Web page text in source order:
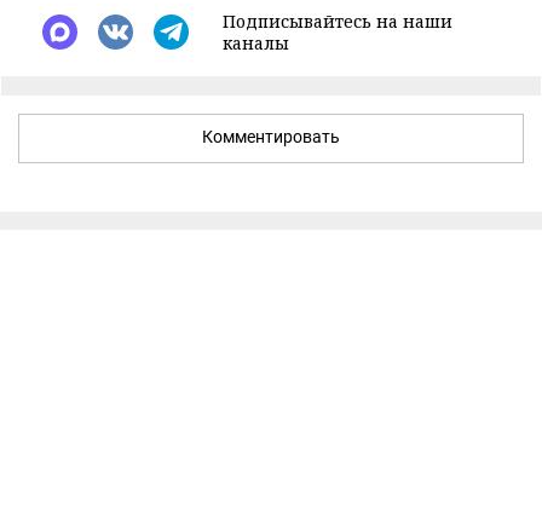
Подписывайтесь на наши
каналы
Комментировать